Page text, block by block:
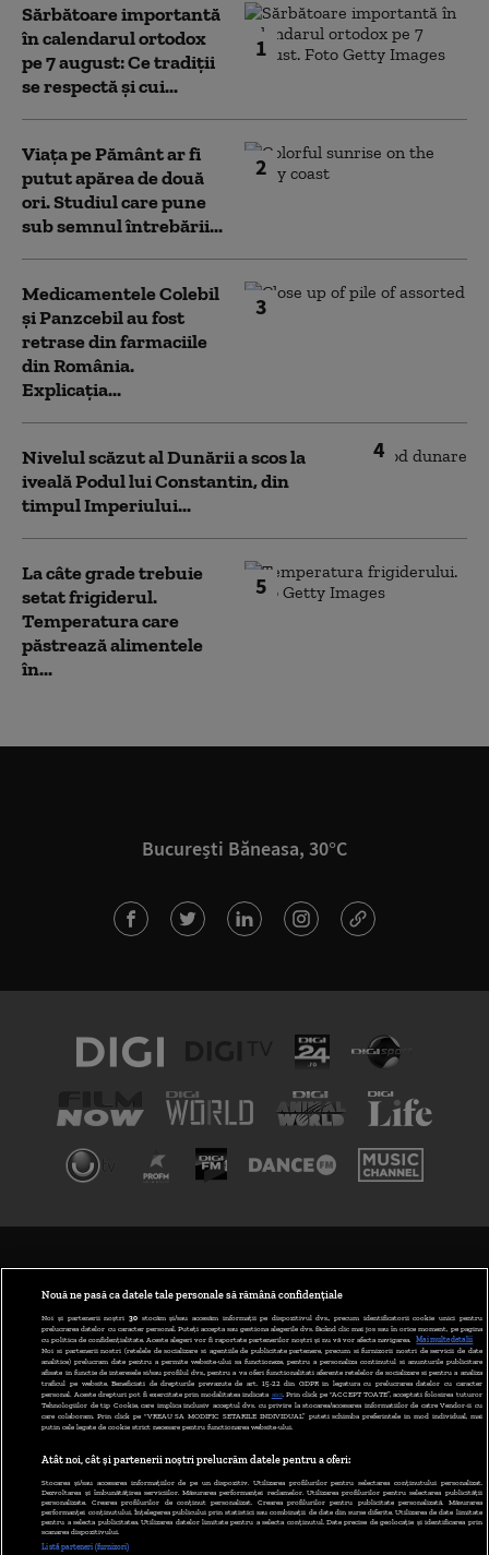
1
Sărbătoare importantă
în calendarul ortodox
pe 7 august: Ce tradiții
se respectă și cui...
2
Viața pe Pământ ar fi
putut apărea de două
ori. Studiul care pune
sub semnul întrebării...
3
Medicamentele Colebil
și Panzcebil au fost
retrase din farmaciile
din România.
Explicația...
4
Nivelul scăzut al Dunării a scos la
iveală Podul lui Constantin, din
timpul Imperiului...
5
La câte grade trebuie
setat frigiderul.
Temperatura care
păstrează alimentele
în...
București Băneasa, 30°C
ABONARE DIGI TV
GESTIONAȚI PREFERINȚELE
CODUL DIGI24
CAMERE WEB
CONTACT/INFO
Nouă ne pasă ca datele tale personale să rămână confidențiale
Noi și partenerii noștri 30stocăm și/sau accesăm informații pe dispozitivul dvs., precum identificatorii cookie unici pentru
prelucrarea datelor cu caracter personal. Puteți accepta sau gestiona alegerile dvs. făcând clic mai jos sau în orice moment, pe pagina
cu politica de confidențialitate. Aceste alegeri vor fi raportate partenerilor noștri și nu vă vor afecta navigarea.
Mai multe detalii
Noi si partenerii nostri (retelele de socializare si agentiile de publicitate partenere, precum si furnizorii nostri de servicii de date
analitice) prelucram date pentru a permite website-ului sa functioneze, pentru a personaliza continutul si anunturile publicitare
afisate in functie de interesele si/sau profilul dvs., pentru a va oferi functionalitati aferente retelelor de socializare si pentru a analiza
traficul pe website. Beneficiati de drepturile prevazute de art. 15-22 din GDPR in legatura cu prelucrarea datelor cu caracter
personal. Aceste drepturi pot fi exercitate prin modalitatea indicata aici. Prin click pe “ACCEPT TOATE”, acceptati folosirea tuturor
Tehnologiilor de tip Cookie, care implica inclusiv acceptul dvs. cu privire la stocarea/accesarea informatiilor de catre Vendor-ii cu
care colaboram. Prin click pe “VREAU SA MODIFIC SETARILE INDIVIDUAL” puteti schimba preferintele in mod individual, mai
putin cele legate de cookie strict necesare pentru functionarea website-ului.
Atât noi, cât și partenerii noștri prelucrăm datele pentru a oferi:
Stocarea și/sau accesarea informațiilor de pe un dispozitiv. Utilizarea profilurilor pentru selectarea conținutului personalizat.
Dezvoltarea și îmbunătățirea serviciilor. Măsurarea performanței reclamelor. Utilizarea profilurilor pentru selectarea publicității
personalizate. Crearea profilurilor de conținut personalizat. Crearea profilurilor pentru publicitate personalizată. Măsurarea
performanței conținutului. Înțelegerea publicului prin statistici sau combinații de date din surse diferite. Utilizarea de date limitate
pentru a selecta publicitatea. Utilizarea datelor limitate pentru a selecta conținutul. Date precise de geolocație și identificarea prin
scanarea dispozitivului.
Listă parteneri (furnizori)